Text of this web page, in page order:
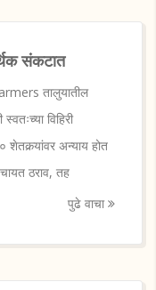
संकटात
तालुयातील
विहिरी
शेतकर्‍यांवर अन्याय होत
ठराव, तह
पुढे वाचा